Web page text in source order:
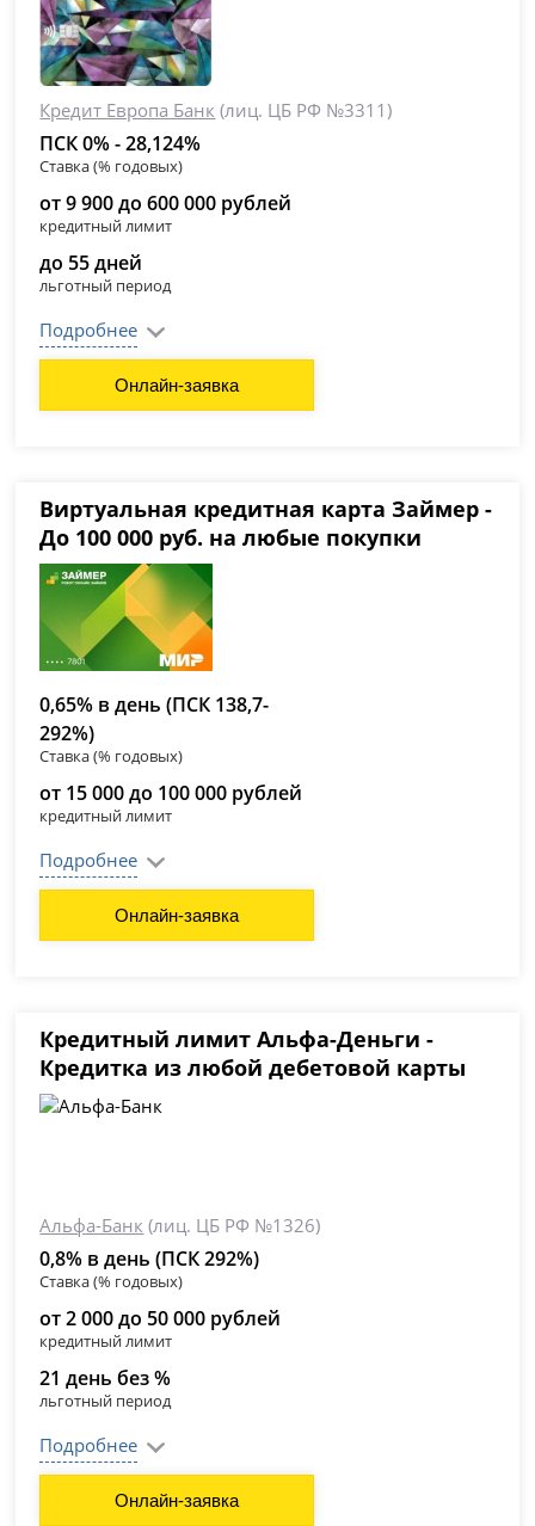
Кредит Европа Банк (лиц. ЦБ РФ №3311)
ПСК 0% - 28,124%
Ставка (% годовых)
от 9 900 до 600 000 рублей
кредитный лимит
до 55 дней
льготный период
Подробнее
Онлайн-заявка
Виртуальная кредитная карта Займер -
До 100 000 руб. на любые покупки
0,65% в день (ПСК 138,7-
292%)
Ставка (% годовых)
от 15 000 до 100 000 рублей
кредитный лимит
Подробнее
Онлайн-заявка
Кредитный лимит Альфа-Деньги -
Кредитка из любой дебетовой карты
Альфа-Банк (лиц. ЦБ РФ №1326)
0,8% в день (ПСК 292%)
Ставка (% годовых)
от 2 000 до 50 000 рублей
кредитный лимит
21 день без %
льготный период
Подробнее
Онлайн-заявка